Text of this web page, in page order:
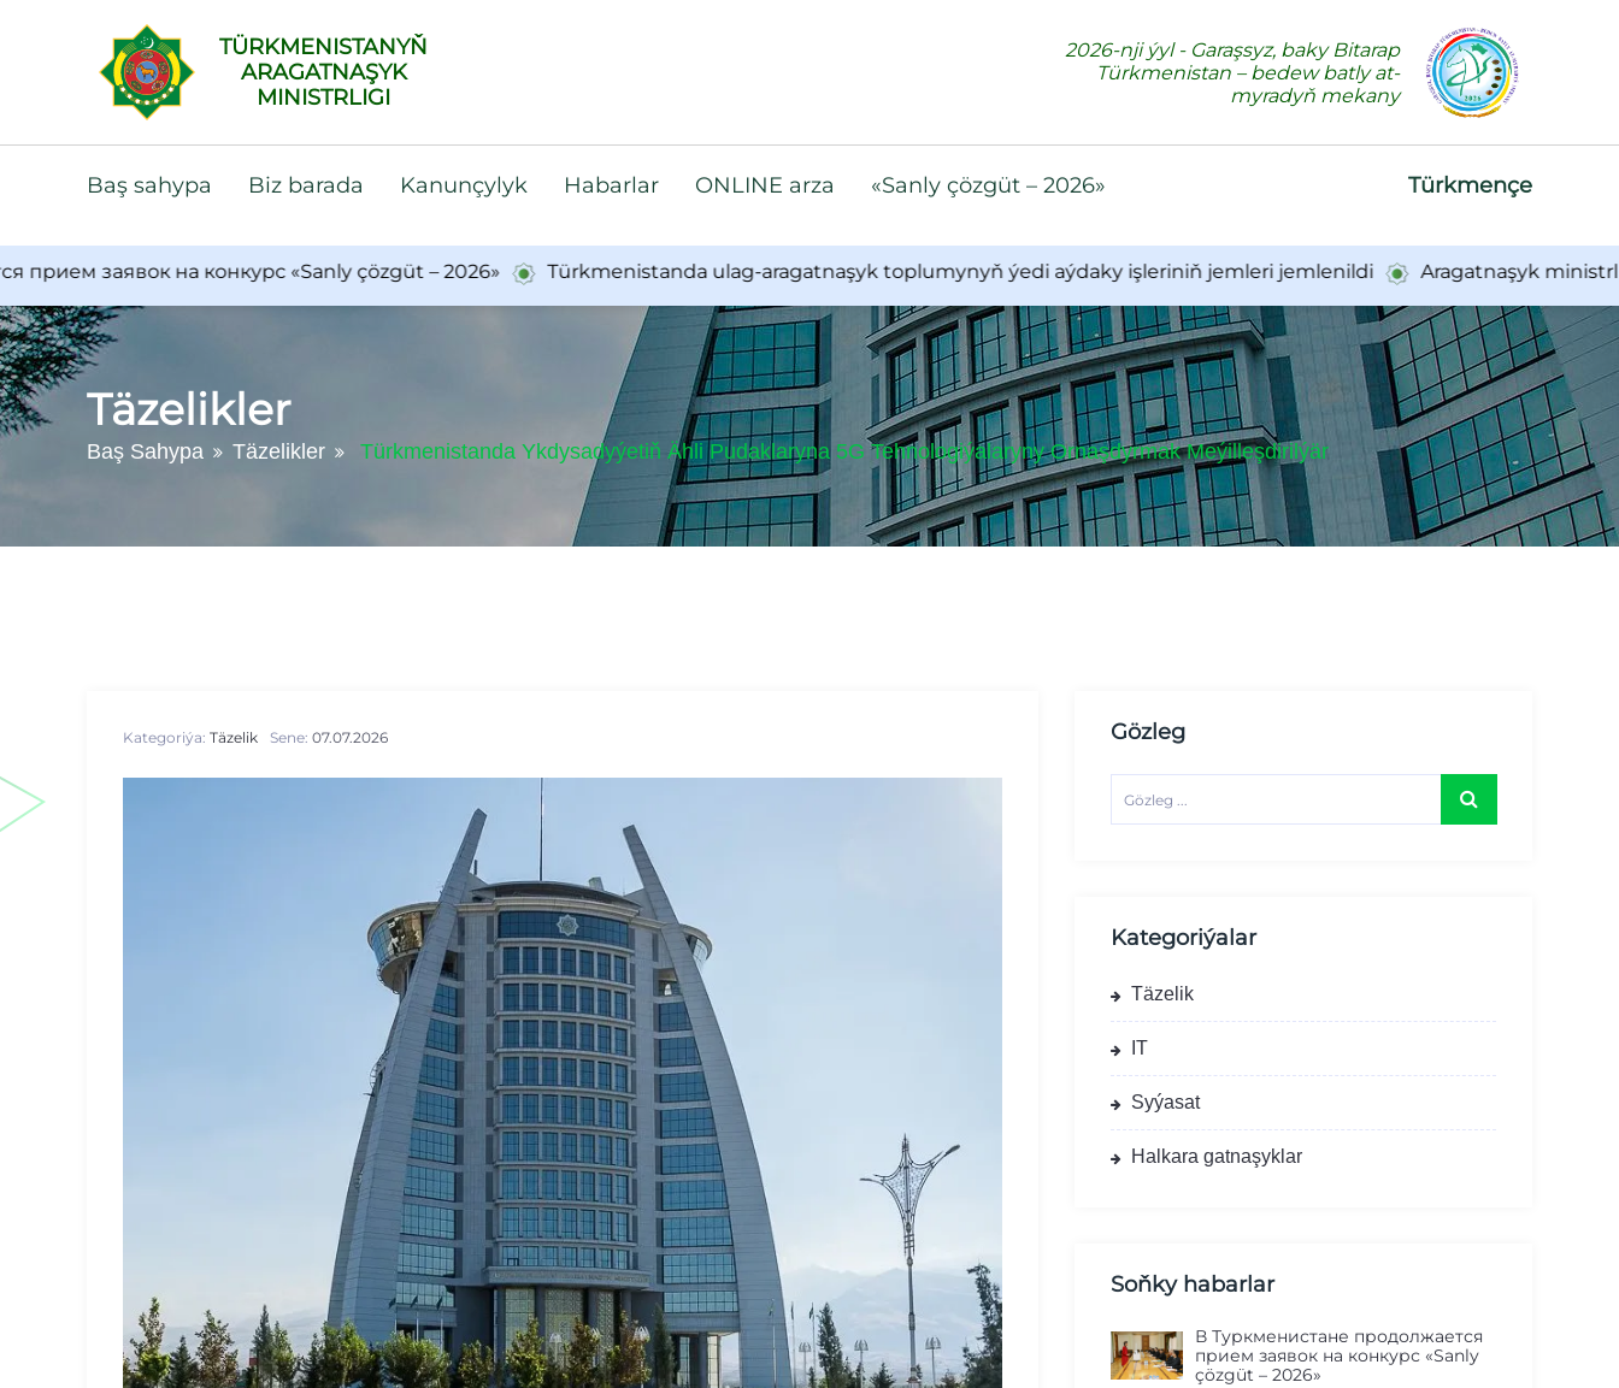
TÜRKMENISTANYŇ
ARAGATNAŞYK
MINISTRLIGI
2026-nji ýyl - Garaşsyz, baky Bitarap
Türkmenistan – bedew batly at-
myradyň mekany
Baş sahypa Biz barada Kanunçylyk Habarlar ONLINE arza «Sanly çözgüt – 2026» Türkmençe
заявок на конкурс «Sanly çözgüt – 2026» Türkmenistanda ulag-aragatnaşyk toplumynyň ýedi aýdaky işleriniň jemleri jemlenildi Aragatnaşyk ministrliginiň
Täzelikler
Baş Sahypa Täzelikler Türkmenistanda Ykdysadyýetiň Ähli Pudaklaryna 5G Tehnologiýalaryny Ornaşdyrmak Meýilleşdirilýär
Kategoriýa: Täzelik Sene: 07.07.2026 Gözleg
Kategoriýalar
Täzelik
IT
Syýasat
Halkara gatnaşyklar
Soňky habarlar
В Туркменистане продолжается
прием заявок на конкурс «Sanly
çözgüt – 2026»